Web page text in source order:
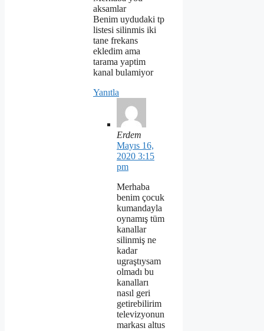
aksamlar
Benim uydudaki tp
listesi silinmis iki
tane frekans
ekledim ama
tarama yaptim
kanal bulamiyor
Yanıtla
Erdem
Mayıs 16,
2020 3:15
pm
Merhaba
benim çocuk
kumandayla
oynamış tüm
kanallar
silinmiş ne
kadar
ugraştıysam
olmadı bu
kanalları
nasıl geri
getirebilirim
televizyonun
markası altus